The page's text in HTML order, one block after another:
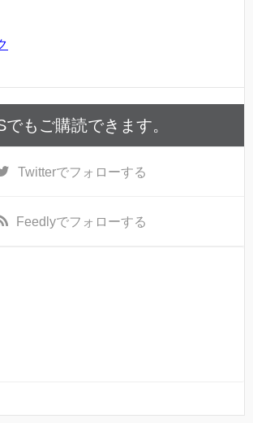
でもご購読できます。
Twitterでフォローする
Feedlyでフォローする